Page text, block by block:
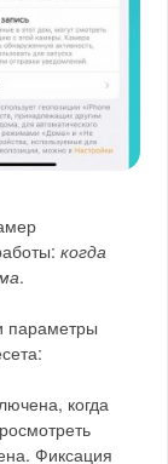
когда
.
параметры
когда
Фиксация